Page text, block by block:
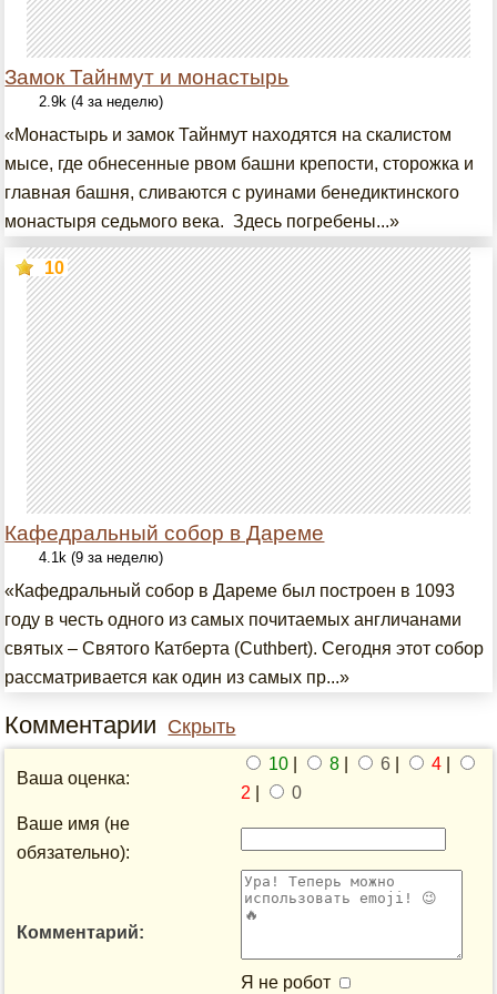
Замок Тайнмут и монастырь
2.9k (4 за неделю)
«Монастырь и замок Тайнмут находятся на скалистом
мысе, где обнесенные рвом башни крепости, сторожка и
главная башня, сливаются с руинами бенедиктинского
монастыря седьмого века. Здесь погребены...»
Кафедральный собор в Дареме
10
4.1k (9 за неделю)
«Кафедральный собор в Дареме был построен в 1093
году в честь одного из самых почитаемых англичанами
святых – Святого Катберта (Cuthbert). Сегодня этот собор
рассматривается как один из самых пр...»
Комментарии Скрыть
Ваша оценка:
10 8 6 4
2
0
Ваше имя (не
обязательно):
Комментарий:
Я не робот